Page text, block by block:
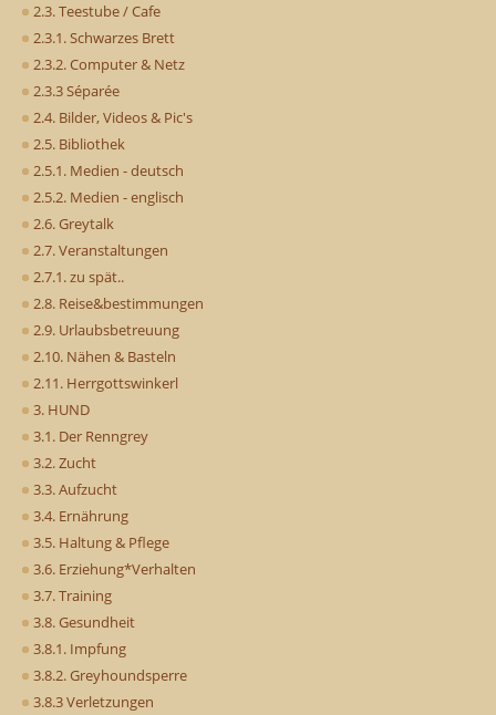
2.3. Teestube / Cafe
2.3.1. Schwarzes Brett
2.3.2. Computer & Netz
2.3.3 Séparée
2.4. Bilder, Videos & Pic's
2.5. Bibliothek
2.5.1. Medien - deutsch
2.5.2. Medien - englisch
2.6. Greytalk
2.7. Veranstaltungen
2.7.1. zu spät..
2.8. Reise&bestimmungen
2.9. Urlaubsbetreuung
2.10. Nähen & Basteln
2.11. Herrgottswinkerl
3. HUND
3.1. Der Renngrey
3.2. Zucht
3.3. Aufzucht
3.4. Ernährung
3.5. Haltung & Pflege
3.6. Erziehung*Verhalten
3.7. Training
3.8. Gesundheit
3.8.1. Impfung
3.8.2. Greyhoundsperre
3.8.3 Verletzungen